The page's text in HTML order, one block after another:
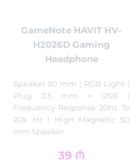
GameNote HAVIT HV-
H2026D Gaming
Headphone
Speaker 50 mm | RGB Light |
Plug 3.5 mm + USB |
Frequency Response 20hz To
20k Hz | High Magnetic 50
mm Speaker
39 ₼